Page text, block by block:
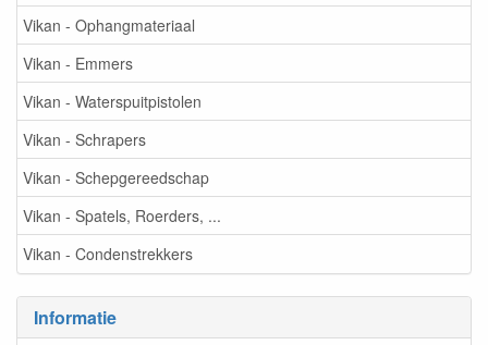
Vikan - Ophangmateriaal
Vikan - Emmers
Vikan - Waterspuitpistolen
Vikan - Schrapers
Vikan - Schepgereedschap
Vikan - Spatels, Roerders, ...
Vikan - Condenstrekkers
Informatie